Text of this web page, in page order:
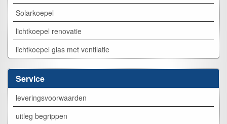
Solarkoepel
lichtkoepel renovatie
lichtkoepel glas met ventilatie
Service
leveringsvoorwaarden
uitleg begrippen